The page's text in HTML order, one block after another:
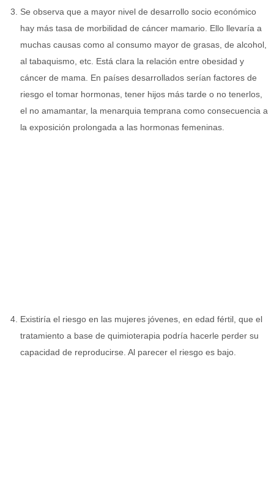
Se observa que a mayor nivel de desarrollo socio económico
hay más tasa de morbilidad de cáncer mamario. Ello llevaría a
muchas causas como al consumo mayor de grasas, de alcohol,
al tabaquismo, etc. Está clara la relación entre obesidad y
cáncer de mama. En países desarrollados serían factores de
riesgo el tomar hormonas, tener hijos más tarde o no tenerlos,
el no amamantar, la menarquia temprana como consecuencia a
la exposición prolongada a las hormonas femeninas.
Existiría el riesgo en las mujeres jóvenes, en edad fértil, que el
tratamiento a base de quimioterapia podría hacerle perder su
capacidad de reproducirse. Al parecer el riesgo es bajo.